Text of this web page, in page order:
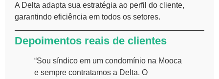
A Delta adapta sua estratégia ao perfil do cliente,
garantindo eficiência em todos os setores.
Depoimentos reais de clientes
“Sou síndico em um condomínio na Mooca
e sempre contratamos a Delta. O